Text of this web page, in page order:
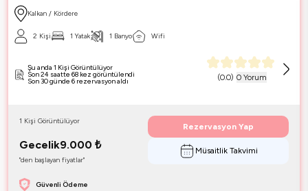
Kalkan / Kördere
2 Kişi 1 Yatak 1 Banyo Wifi
(0.0) 0 Yorum
Şu anda 1 Kişi Görüntülüyor
Son 24 saatte 68 kez görüntülendi
Son 30 günde 6 rezervasyon aldı
Güvenli Ödeme
Gecelik9.000 ₺
"den başlayan fiyatlar"
1 Kişi Görüntülüyor
Rezervasyon Yap
Müsaitlik Takvimi